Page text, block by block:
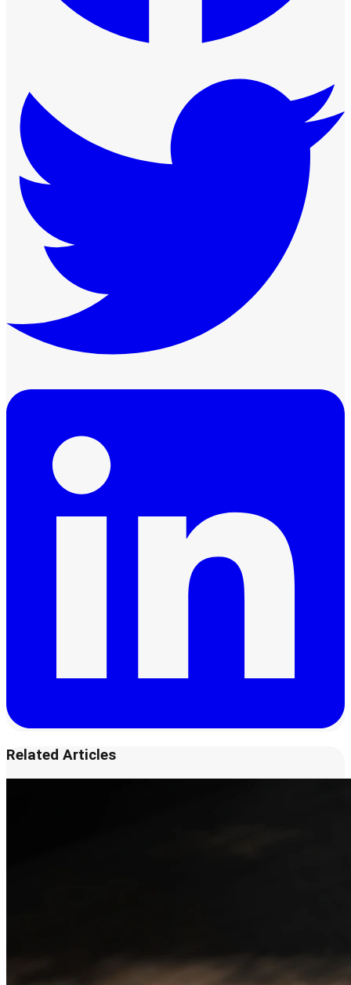
Related Articles